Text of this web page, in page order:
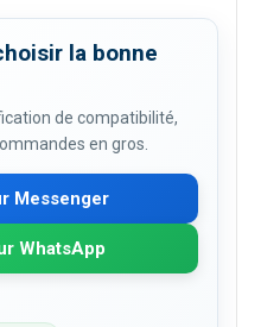
la bonne
de compatibilité,
en gros.
Messenger
WhatsApp